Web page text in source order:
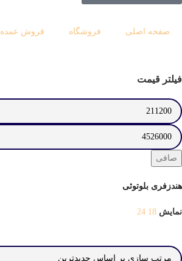
صفحه اصلی فروشگاه فروش عمده
فیلتر قیمت
صافی
هندزفری بلوتوثی
نمایش 18
24